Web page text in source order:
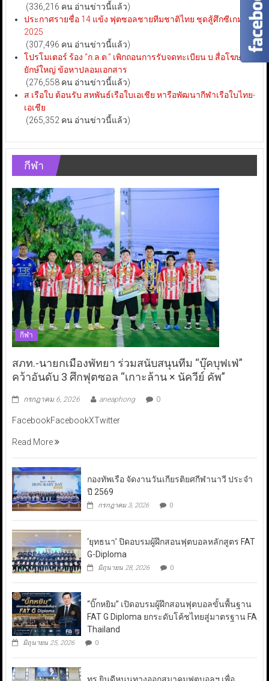
(336,216 คน อ่านข่าวนี้แล้ว)
ประกาศรายชื่อ 14 แข้ง ฟุตซอลชายทีมชาติไทย ชุดสู้ศึกซีเกมส์
2025
(307,496 คน อ่านข่าวนี้แล้ว)
โปรโมเตอร์ ร้อง “ก.ล.ต.” เพิกถอนการรับจดทะเบียน บ.สื่อโฆษณา
ยักษ์ใหญ่ ข้อหาปลอมเอกสาร
(276,558 คน อ่านข่าวนี้แล้ว)
ส.เรือใบ ต้อนรับ สหพันธ์เรือใบเอเชีย หารือพัฒนากีฬาเรือใบไทย-
เอเชีย
(265,352 คน อ่านข่าวนี้แล้ว)
กีฬา
กีฬา
สภท.-นายกเมืองพัทยา ร่วมสนับสนุนทีม “บุ๊คบุฟเฟ่”
คว้าอันดับ 3 ศึกฟุตซอล “เกาะล้าน × นัควีย์ คัพ”
กรกฎาคม 6, 2026 aneaphong 0
FacebookFacebookXTwitter
Read More
กองทัพเรือ จัดงานวันเกียรติยศกีฬานาวี ประจำ
ปี 2569
กรกฎาคม 3, 2026 0
‘ยุทธนา’ ปิดอบรมผู้ฝึกสอนฟุตบอลหลักสูตร FAT
G-Diploma
มิถุนายน 28, 2026 0
“บิ๊กหยิม” เปิดอบรมผู้ฝึกสอนฟุตบอลขั้นพื้นฐาน
FAT G Diploma ยกระดับโค้ชไทยสู่มาตรฐาน FA
Thailand
มิถุนายน 25, 2026 0